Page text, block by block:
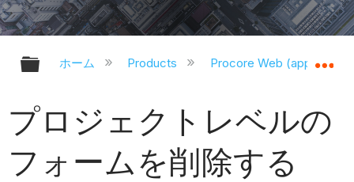
グローバル階層を展開/折りたたむ
ホーム Products Procore Web
プロジェクトレベルの
フォームを削除する